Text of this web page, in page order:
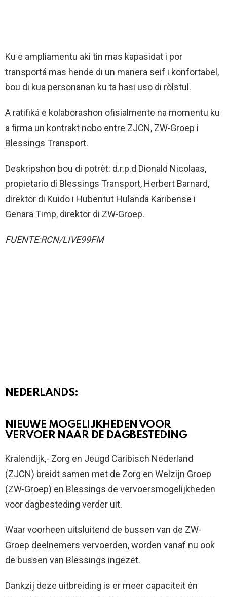
Ku e ampliamentu aki tin mas kapasidat i por
transportá mas hende di un manera seif i konfortabel,
bou di kua personanan ku ta hasi uso di ròlstul.
A ratifiká e kolaborashon ofisialmente na momentu ku
a firma un kontrakt nobo entre ZJCN, ZW-Groep i
Blessings Transport.
Deskripshon bou di potrèt: d.r.p.d Dionald Nicolaas,
propietario di Blessings Transport, Herbert Barnard,
direktor di Kuido i Hubentut Hulanda Karibense i
Genara Timp, direktor di ZW-Groep.
FUENTE:RCN/LIVE99FM
NEDERLANDS:
NIEUWE MOGELIJKHEDEN VOOR
VERVOER NAAR DE DAGBESTEDING
Kralendijk,- Zorg en Jeugd Caribisch Nederland
(ZJCN) breidt samen met de Zorg en Welzijn Groep
(ZW-Groep) en Blessings de vervoersmogelijkheden
voor dagbesteding verder uit.
Waar voorheen uitsluitend de bussen van de ZW-
Groep deelnemers vervoerden, worden vanaf nu ook
de bussen van Blessings ingezet.
Dankzij deze uitbreiding is er meer capaciteit én